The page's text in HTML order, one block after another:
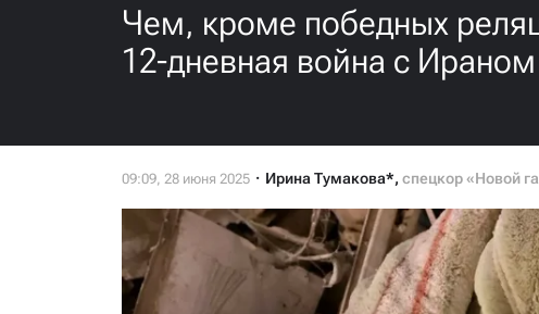
Чем, кроме победных
12-дневная война с Ираном
Ирина Тумакова*, спецкор «Новой